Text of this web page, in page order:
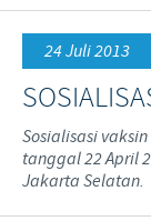
24 Juli 2013
Sosialisasi
tanggal 22 April
Jakarta Selatan.